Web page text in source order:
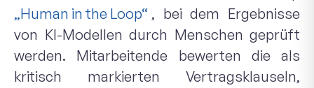
„Human in the Loop“ , bei dem Ergebnisse
von KI-Modellen durch Menschen geprüft
werden. Mitarbeitende bewerten die als
kritisch markierten Vertragsklauseln,